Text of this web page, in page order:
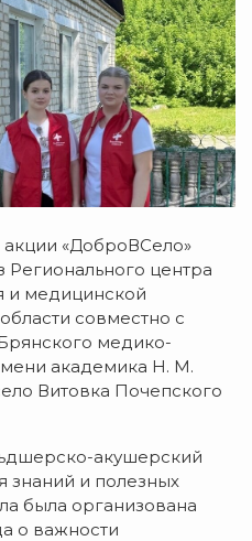
«ДоброВСело»
Регионального центра
и медицинской
совместно с
медико-
академика Н. М.
Витовка Почепского
акушерский
знаний и полезных
была организована
о важности